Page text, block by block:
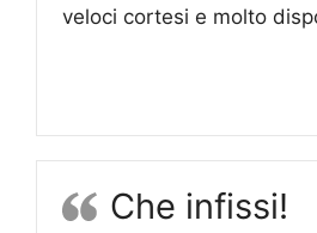
veloci cortesi e molto
Che infissi!